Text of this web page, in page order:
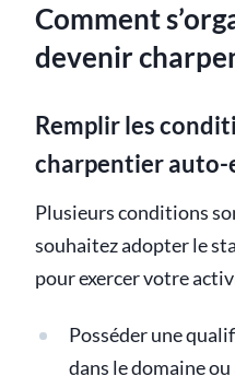
Comment
devenir
Remplir les
charpentier
Plusieurs conditions
souhaitez adopter le
pour exercer votre
Posséder une
dans le domaine ou